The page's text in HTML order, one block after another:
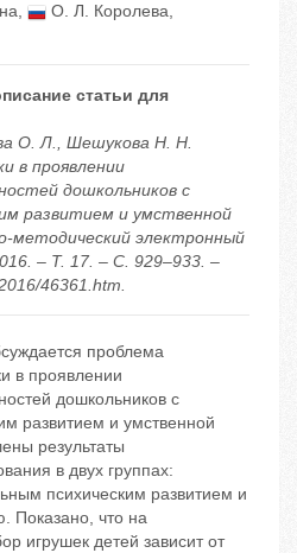
, О. Л. Королева,
статьи для
О. Л., Шешукова Н. Н.
в проявлении
дошкольников с
развитием и умственной
методический электронный
– Т. 17. – С. 929–933. –
46361.htm.
проблема
в проявлении
дошкольников с
развитием и умственной
результаты
в двух группах:
психическим развитием и
Показано, что на
игрушек детей зависит от